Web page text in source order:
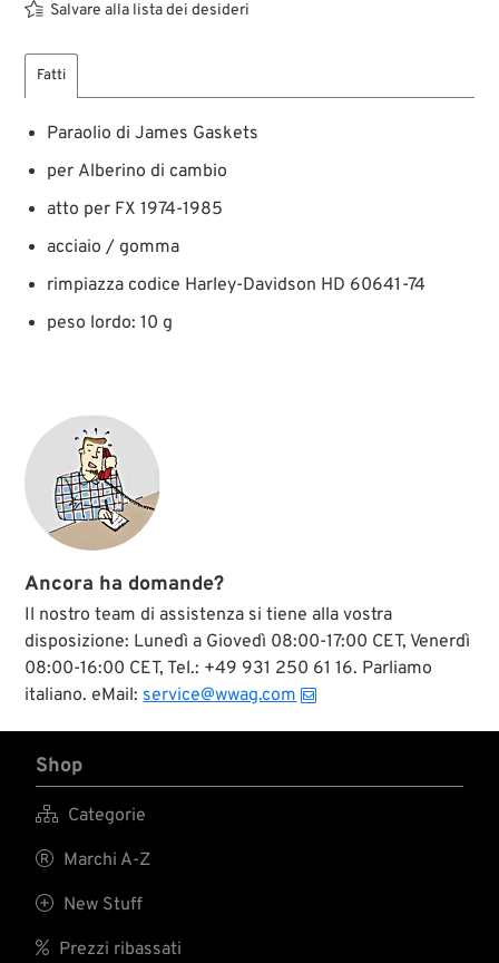
Salvare alla lista dei desideri
Fatti
Paraolio di James Gaskets
per Alberino di cambio
atto per FX 1974-1985
acciaio / gomma
rimpiazza codice Harley-Davidson HD 60641-74
peso lordo: 10 g
Ancora ha domande?
Il nostro team di assistenza si tiene alla vostra
disposizione: Lunedì a Giovedì 08:00-17:00 CET, Venerdì
08:00-16:00 CET, Tel.: +49 931 250 61 16. Parliamo
italiano. eMail:service@wwag.com
Shop
 Categorie
 Marchi A-Z
 New Stuff
 Prezzi ribassati